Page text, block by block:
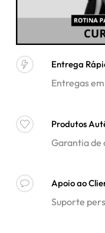
Entrega
Entregas
Produtos
Garantia de
Apoio ao
Suporte